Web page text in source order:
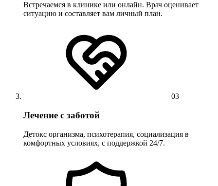
Встречаемся в клинике или онлайн. Врач оценивает
ситуацию и составляет вам личный план.
03
Лечение с заботой
Детокс организма, психотерапия, социализация в
комфортных условиях, с поддержкой 24/7.